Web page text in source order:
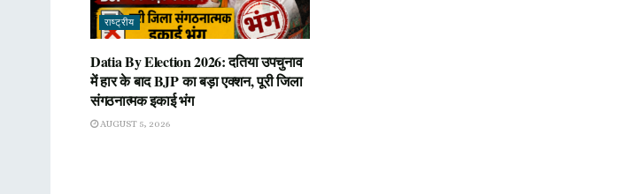
राष्ट्रीय
Datia By Election 2026: दतिया उपचुनाव
में हार के बाद BJP का बड़ा एक्शन, पूरी जिला
संगठनात्मक इकाई भंग
AUGUST 5, 2026